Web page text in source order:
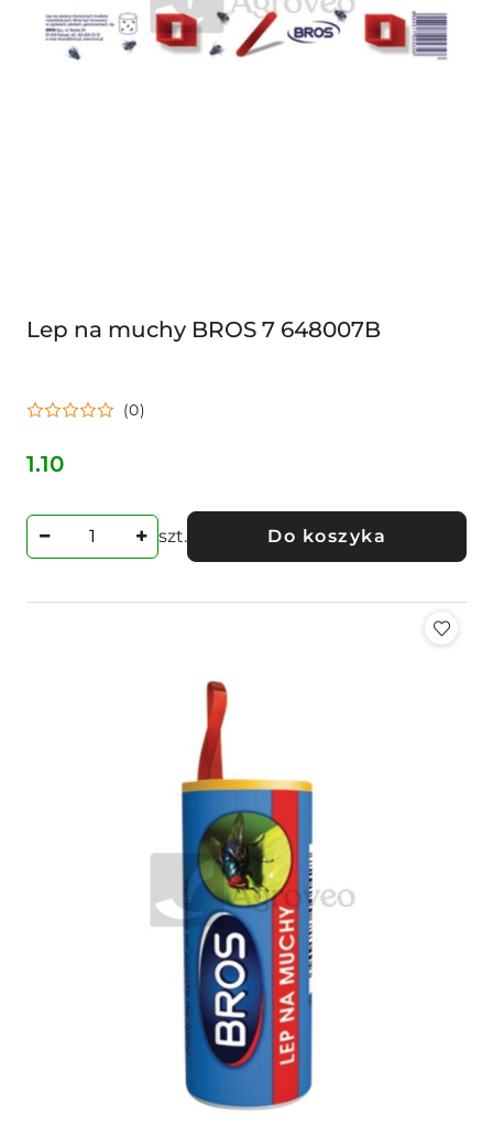
Lep na muchy BROS 7 648007B
(0)
Cena:
1.10
szt. Do koszyka